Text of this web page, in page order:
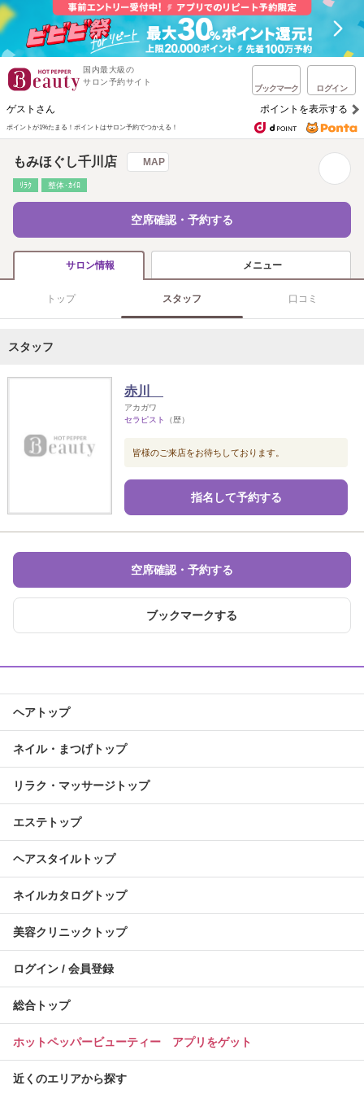
国内最大級の
サロン予約サイト
ブックマーク ログイン
ゲストさん ポイントを表示する
ポイントが1%たまる！ ポイントはサロン予約でつかえる！
もみほぐし千川店 MAP
ﾘﾗｸ 整体･ｶｲﾛ
空席確認・予約する
サロン情報 メニュー
トップ スタッフ 口コミ
スタッフ
赤川
アカガワ
セラピスト
（歴）
皆様のご来店をお待ちしております。
指名して予約する
空席確認・予約する
ブックマークする
ヘアトップ
ネイル・まつげトップ
リラク・マッサージトップ
エステトップ
ヘアスタイルトップ
ネイルカタログトップ
美容クリニックトップ
ログイン / 会員登録
総合トップ
ホットペッパービューティー アプリをゲット
近くのエリアから探す